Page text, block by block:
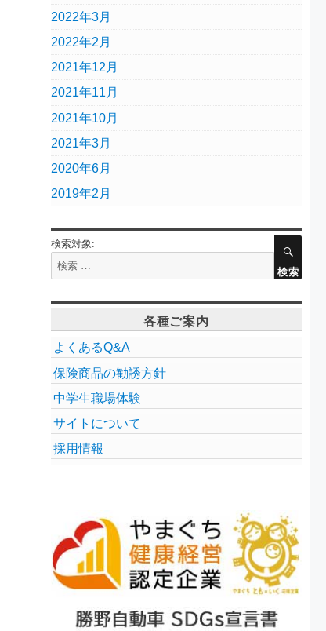
2022年3月
2022年2月
2021年12月
2021年11月
2021年10月
2021年3月
2020年6月
2019年2月
検索対象:
検索
各種ご案内
よくあるQ&A
保険商品の勧誘方針
中学生職場体験
サイトについて
採用情報